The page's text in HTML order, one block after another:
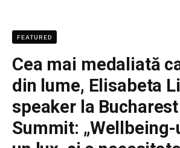
FEATURED
Cea mai medaliată
din lume, Elisabeta
speaker la Bucharest
Summit: